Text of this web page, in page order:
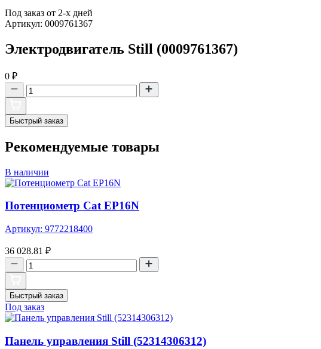
Под заказ от 2-х дней
Артикул: 0009761367
Электродвигатель Still (0009761367)
0 ₽
Быстрый заказ
Рекомендуемые товары
В наличии
Потенциометр Cat EP16N
Артикул: 9772218400
36 028.81 ₽
Быстрый заказ
Под заказ
Панель управления Still (52314306312)